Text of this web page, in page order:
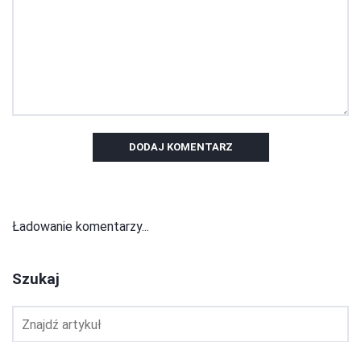
DODAJ KOMENTARZ
Ładowanie komentarzy...
Szukaj